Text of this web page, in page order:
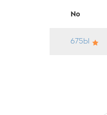
No
675Ы